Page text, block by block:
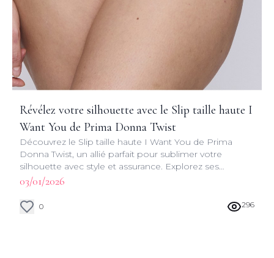
Révélez votre silhouette avec le Slip taille haute I
Want You de Prima Donna Twist
Découvrez le Slip taille haute I Want You de Prima
Donna Twist, un allié parfait pour sublimer votre
silhouette avec style et assurance. Explorez ses
caractéristiques uniques et son design innovant.
03/01/2026
0 296